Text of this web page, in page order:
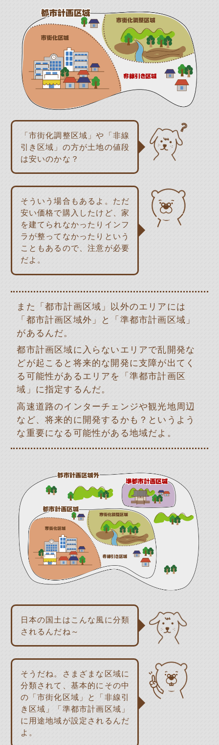
「市街化調整区域」や「非線
引き区域」の方が土地の値段
は安いのかな？
そういう場合もあるよ。ただ
安い価格で購入したけど、家
を建てられなかったりインフ
ラが整ってなかったりという
こともあるので、注意が必要
だよ。
また「都市計画区域」以外のエリアには
「都市計画区域外」と「準都市計画区域」
があるんだ。
都市計画区域に入らないエリアで乱開発な
どが起こると将来的な開発に支障が出てく
る可能性があるエリアを「準都市計画区
域」に指定するんだ。
高速道路のインターチェンジや観光地周辺
など、将来的に開発するかも？というよう
な重要になる可能性がある地域だよ。
日本の国土はこんな風に分類
されるんだね～
そうだね。さまざまな区域に
分類されて、基本的にその中
の「市街化区域」と「非線引
き区域」「準都市計画区域」
に用途地域が設定されるんだ
よ。